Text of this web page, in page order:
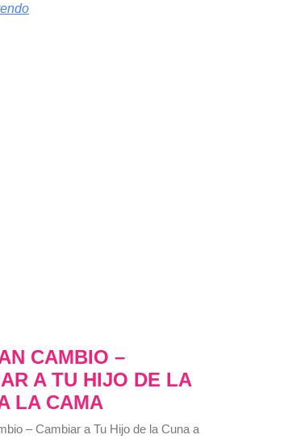
CAMBIO –
A TU HIJO DE LA
LA CAMA
– Cambiar a Tu Hijo de la Cuna a